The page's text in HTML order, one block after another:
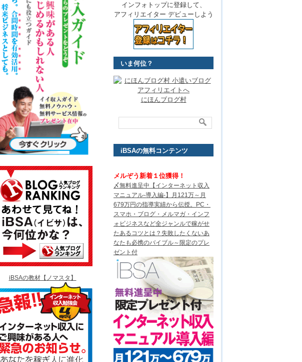
iBSAの教材【ノマスタ】
インフォトップに登録して、
アフィリエイター デビューしよう
いま何位？
にほんブログ村
iBSAの無料コンテンツ
メルぞう新着１位獲得！
〆無料進呈中【インターネット収入
マニュアル-導入編-】月121万～月
679万円の指導実績から伝授。PC・
スマホ・ブログ・メルマガ・インフ
ォビジネスなど全ジャンルで稼がせ
たあるコツとは？失敗したくないあ
なたも必携のバイブル～限定のプレ
ゼント付